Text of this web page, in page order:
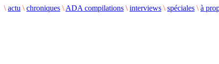
\ actu \ chroniques \ ADA compilations \ interviews \ spéciales \ à